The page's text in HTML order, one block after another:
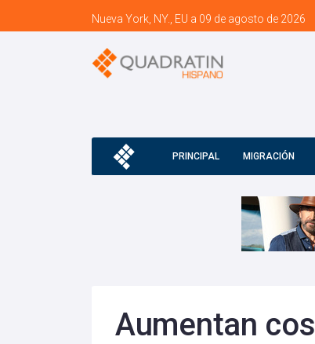
Nueva York, NY., EU a 09 de agosto de 2026
PRINCIPAL MIGRACIÓN
Aumentan